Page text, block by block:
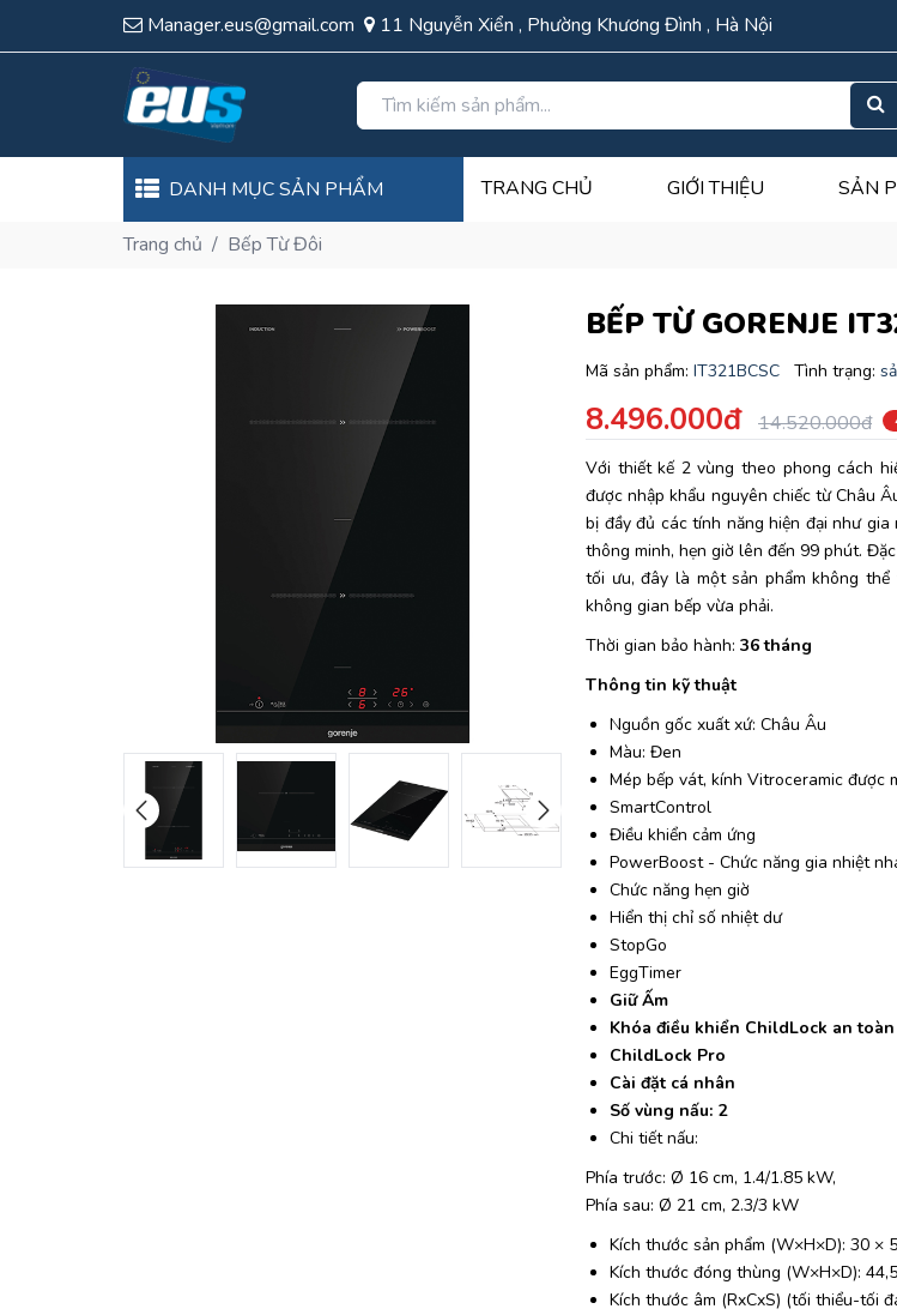
Manager.eus@gmail.com 11 Nguyễn Xiển , Phường Khương Đình , Hà Nội
DANH MỤC SẢN PHẨM TRANG CHỦ GIỚI THIỆU SẢN
Trang chủ / Bếp Từ Đôi
BẾP TỪ GORENJE
Mã sản phẩm: IT321BCSC Tình trạng:
8.496.000đ 14.520.000đ
Với thiết kế 2 vùng theo phong cách
được nhập khẩu nguyên chiếc từ Châu
bị đầy đủ các tính năng hiện đại như gia
thông minh, hẹn giờ lên đến 99 phút.
tối ưu, đây là một sản phẩm không
không gian bếp vừa phải.
Thời gian bảo hành: 36 tháng
Thông tin kỹ thuật
Nguồn gốc xuất xứ: Châu Âu
Màu: Đen
Mép bếp vát, kính Vitroceramic được
SmartControl
Điều khiển cảm ứng
PowerBoost - Chức năng gia nhiệt
Chức năng hẹn giờ
Hiển thị chỉ số nhiệt dư
StopGo
EggTimer
Giữ Ấm
Khóa điều khiển ChildLock an
ChildLock Pro
Cài đặt cá nhân
Số vùng nấu: 2
Chi tiết nấu:
Phía trước: Ø 16 cm, 1.4/1.85 kW,
Phía sau: Ø 21 cm, 2.3/3 kW
Kích thước sản phẩm (W×H×D): 30 ×
Kích thước đóng thùng (W×H×D):
Kích thước âm (RxCxS) (tối thiểu-tối